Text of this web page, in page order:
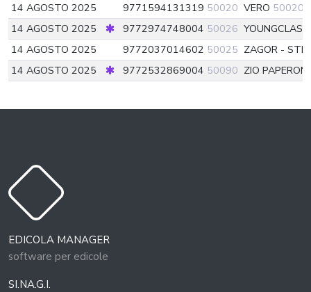
14 AGOSTO 2025
9771594131319 50020 VERO 50020
14 AGOSTO 2025
9772974748004 50026
14 AGOSTO 2025
9772037014602 50025 ZAGOR -
14 AGOSTO 2025
9772532869004 50090 ZIO
EDICOLA MANAGER
software per edicole
SI.NA.G.I.